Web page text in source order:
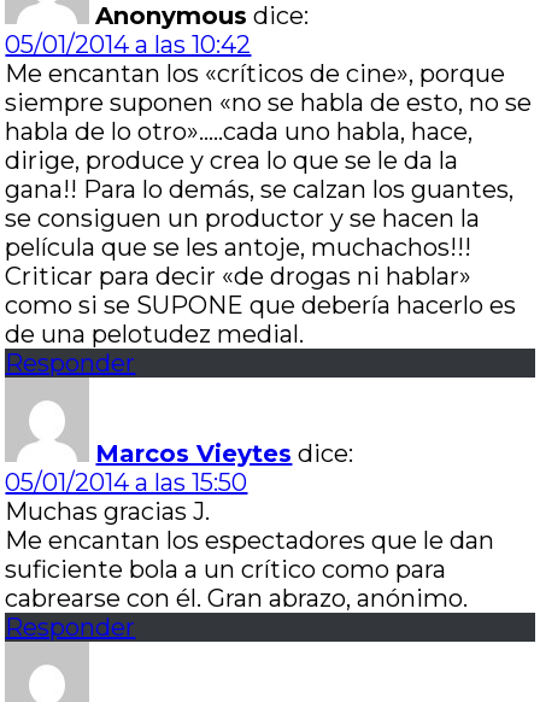
Anonymous dice:
05/01/2014 a las 10:42
Me encantan los «críticos de cine», porque
siempre suponen «no se habla de esto, no se
habla de lo otro»…..cada uno habla, hace,
dirige, produce y crea lo que se le da la
gana!! Para lo demás, se calzan los guantes,
se consiguen un productor y se hacen la
película que se les antoje, muchachos!!!
Criticar para decir «de drogas ni hablar»
como si se SUPONE que debería hacerlo es
de una pelotudez medial.
Responder
Marcos Vieytes dice:
05/01/2014 a las 15:50
Muchas gracias J.
Me encantan los espectadores que le dan
suficiente bola a un crítico como para
cabrearse con él. Gran abrazo, anónimo.
Responder